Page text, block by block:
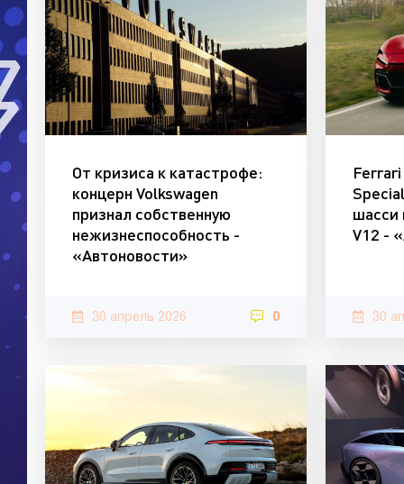
От кризиса к катастрофе:
концерн Volkswagen
признал собственную
нежизнеспособность -
«Автоновости»
30 апрель 2026 0
шасси
V12 -
30